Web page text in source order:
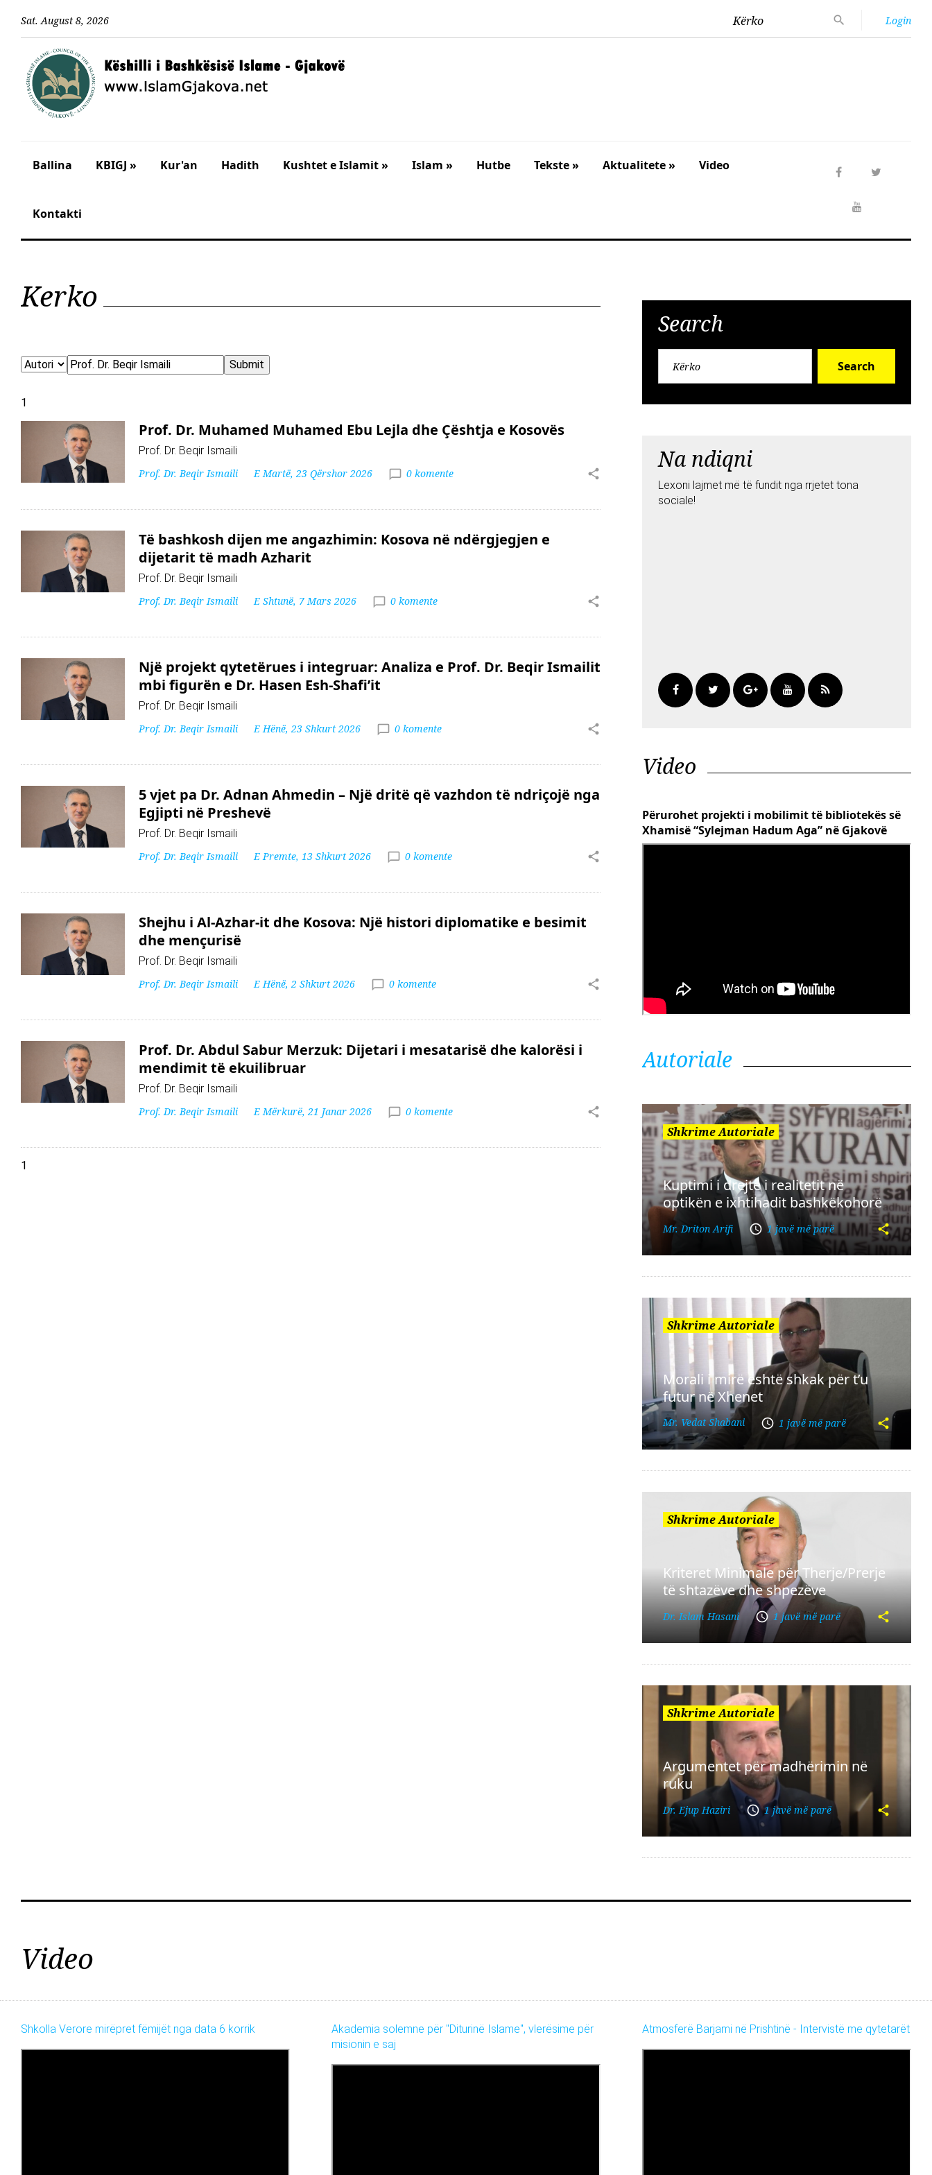
Sat. August 8, 2026 Kërko Login
Ballina KBIGJ » Kur'an Hadith Kushtet e Islamit » Islam » Hutbe Tekste » Aktualitete » Video
Kontakti
Kerko
1
Prof. Dr. Muhamed Muhamed Ebu Lejla dhe Çështja e Kosovës
Prof. Dr. Beqir Ismaili
Prof. Dr. Beqir Ismaili
E Martë, 23 Qërshor 2026 0 komente
Të bashkosh dijen me angazhimin: Kosova në ndërgjegjen e
dijetarit të madh Azharit
Prof. Dr. Beqir Ismaili
Prof. Dr. Beqir Ismaili
E Shtunë, 7 Mars 2026 0 komente
Një projekt qytetërues i integruar: Analiza e Prof. Dr. Beqir Ismailit
mbi figurën e Dr. Hasen Esh-Shafi’it
Prof. Dr. Beqir Ismaili
Prof. Dr. Beqir Ismaili
E Hënë, 23 Shkurt 2026 0 komente
5 vjet pa Dr. Adnan Ahmedin – Një dritë që vazhdon të ndriçojë nga
Egjipti në Preshevë
Prof. Dr. Beqir Ismaili
Prof. Dr. Beqir Ismaili
E Premte, 13 Shkurt 2026 0 komente
Shejhu i Al-Azhar-it dhe Kosova: Një histori diplomatike e besimit
dhe mençurisë
Prof. Dr. Beqir Ismaili
Prof. Dr. Beqir Ismaili
E Hënë, 2 Shkurt 2026 0 komente
Prof. Dr. Abdul Sabur Merzuk: Dijetari i mesatarisë dhe kalorësi i
mendimit të ekuilibruar
Prof. Dr. Beqir Ismaili
Prof. Dr. Beqir Ismaili
E Mërkurë, 21 Janar 2026 0 komente
1
Search
Search
Na ndiqni
Lexoni lajmet më të fundit nga rrjetet tona
sociale!
Video
Përurohet projekti i mobilimit të bibliotekës së
Xhamisë “Sylejman Hadum Aga” në Gjakovë
Autoriale
Shkrime Autoriale
Kuptimi i drejtë i realitetit në
optikën e ixhtihadit bashkëkohorë
Mr. Driton Arifi 1 javë më parë
Shkrime Autoriale
Morali i mirë është shkak për t’u
futur në Xhenet
Mr. Vedat Shabani 1 javë më parë
Shkrime Autoriale
Kriteret Minimale për Therje/Prerje
të shtazëve dhe shpezëve
Dr. Islam Hasani 1 javë më parë
Shkrime Autoriale
Argumentet për madhërimin në
ruku
Dr. Ejup Haziri 1 javë më parë
Video
Shkolla Verore mirëpret fëmijët nga data 6 korrik
Akademia solemne për "Diturinë Islame", vlerësime për
misionin e saj
Atmosferë Barjami në Prishtinë - Intervistë me qytetarët